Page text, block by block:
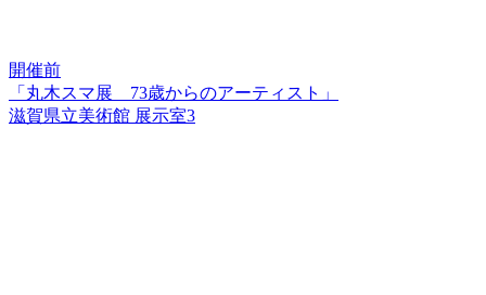
開催前
「丸木スマ展 73歳からのアーティスト」
滋賀県立美術館 展示室3